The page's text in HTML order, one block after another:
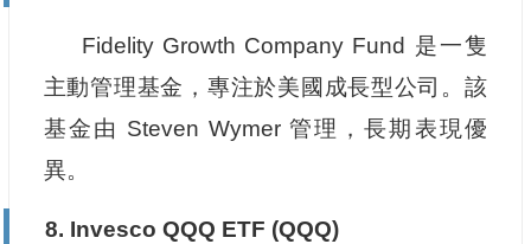
Fidelity Growth Company Fund 是一隻
主動管理基金，專注於美國成長型公司。該
基金由 Steven Wymer 管理，長期表現優
異。
8. Invesco QQQ ETF (QQQ)